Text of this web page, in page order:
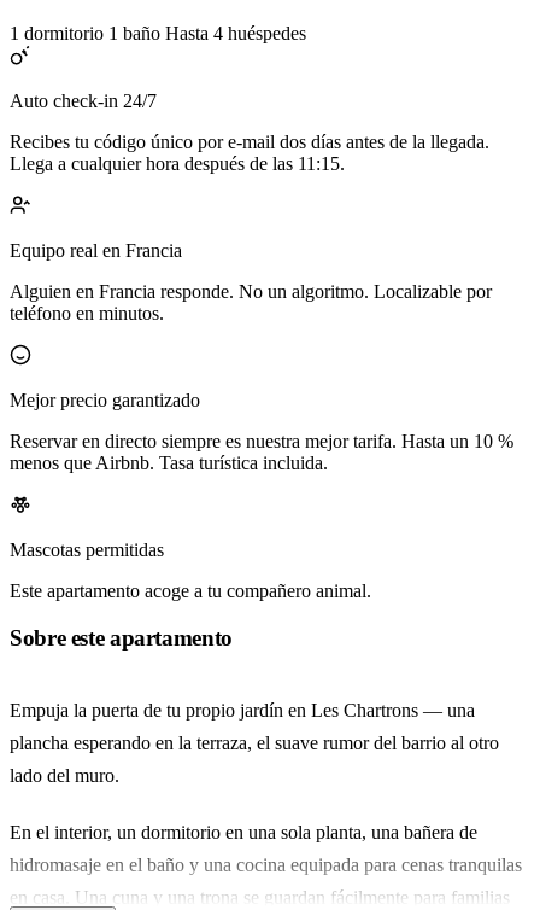
1 dormitorio 1 baño Hasta 4 huéspedes
Auto check-in 24/7
Recibes tu código único por e-mail dos días antes de la llegada.
Llega a cualquier hora después de las 11:15.
Equipo real en Francia
Alguien en Francia responde. No un algoritmo. Localizable por
teléfono en minutos.
Mejor precio garantizado
Reservar en directo siempre es nuestra mejor tarifa. Hasta un 10 %
menos que Airbnb. Tasa turística incluida.
Mascotas permitidas
Este apartamento acoge a tu compañero animal.
Sobre este apartamento
Empuja la puerta de tu propio jardín en Les Chartrons — una
plancha esperando en la terraza, el suave rumor del barrio al otro
lado del muro.
En el interior, un dormitorio en una sola planta, una bañera de
hidromasaje en el baño y una cocina equipada para cenas tranquilas
en casa. Una cuna y una trona se guardan fácilmente para familias